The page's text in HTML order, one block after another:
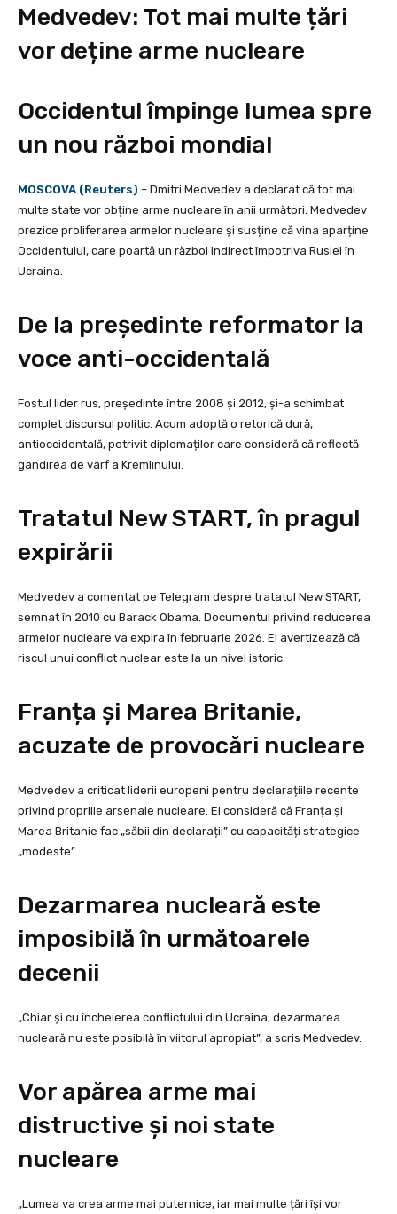
Medvedev: Tot mai multe țări
vor deține arme nucleare
Occidentul împinge lumea spre
un nou război mondial
MOSCOVA (Reuters) – Dmitri Medvedev a declarat că tot mai
multe state vor obține arme nucleare în anii următori. Medvedev
prezice proliferarea armelor nucleare și susține că vina aparține
Occidentului, care poartă un război indirect împotriva Rusiei în
Ucraina.
De la președinte reformator la
voce anti-occidentală
Fostul lider rus, președinte între 2008 și 2012, și-a schimbat
complet discursul politic. Acum adoptă o retorică dură,
antioccidentală, potrivit diplomaților care consideră că reflectă
gândirea de vârf a Kremlinului.
Tratatul New START, în pragul
expirării
Medvedev a comentat pe Telegram despre tratatul New START,
semnat în 2010 cu Barack Obama. Documentul privind reducerea
armelor nucleare va expira în februarie 2026. El avertizează că
riscul unui conflict nuclear este la un nivel istoric.
Franța și Marea Britanie,
acuzate de provocări nucleare
Medvedev a criticat liderii europeni pentru declarațiile recente
privind propriile arsenale nucleare. El consideră că Franța și
Marea Britanie fac „săbii din declarații” cu capacități strategice
„modeste”.
Dezarmarea nucleară este
imposibilă în următoarele
decenii
„Chiar și cu încheierea conflictului din Ucraina, dezarmarea
nucleară nu este posibilă în viitorul apropiat”, a scris Medvedev.
Vor apărea arme mai
distructive și noi state
nucleare
„Lumea va crea arme mai puternice, iar mai multe țări își vor